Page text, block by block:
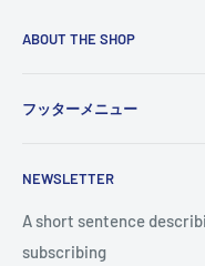
ABOUT THE SHOP
and vision. You can
フッターメニュー
NEWSLETTER
A short sentence
subscribing